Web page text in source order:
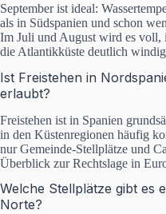
September ist ideal:
als in Südspanien und schon
Im Juli und August wird es voll,
die Atlantikküste deutlich
Ist Freistehen in
erlaubt?
Freistehen ist in Spanien
in den Küstenregionen häufig
nur Gemeinde-Stellplätze und
Überblick zur Rechtslage in
Welche Stellplätze gibt es
Norte?